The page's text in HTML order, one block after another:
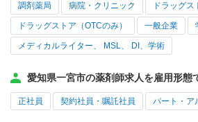
調剤薬局 病院・クリニック ドラッグス
ドラッグストア（OTCのみ） 一般企業
メディカルライター、 MSL、 DI、学術
愛知県一宮市の薬剤師求人を雇用形態
正社員 契約社員・嘱託社員 パート・ア